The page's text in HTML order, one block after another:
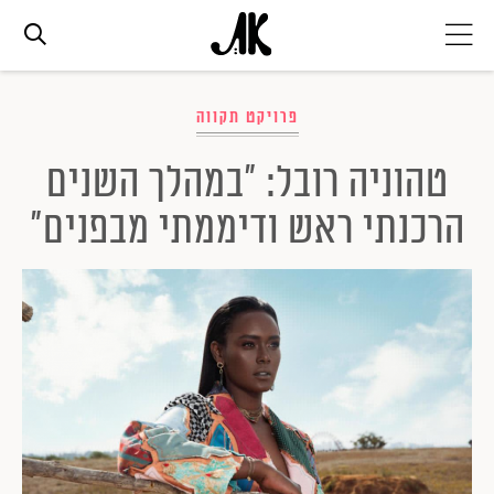
אג׳נדה
אופנה
ביוטי
סלבס
ערוצים נוספים
המגזין
פרויקט תקווה
טהוניה רובל: "במהלך השנים
הרכנתי ראש ודיממתי מבפנים"